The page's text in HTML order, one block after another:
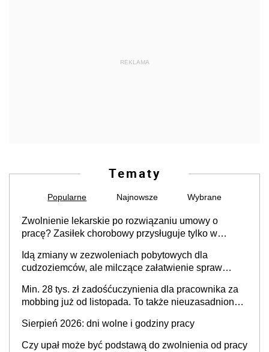
REKLAMA
Tematy
Popularne Najnowsze Wybrane
Zwolnienie lekarskie po rozwiązaniu umowy o
pracę? Zasiłek chorobowy przysługuje tylko w
stosunku pracy
Idą zmiany w zezwoleniach pobytowych dla
cudzoziemców, ale milczące załatwienie spraw
Min. 28 tys. zł zadośćuczynienia dla pracownika za
mobbing już od listopada. To także nieuzasadniona
Sierpień 2026: dni wolne i godziny pracy
Czy upał może być podstawą do zwolnienia od pracy